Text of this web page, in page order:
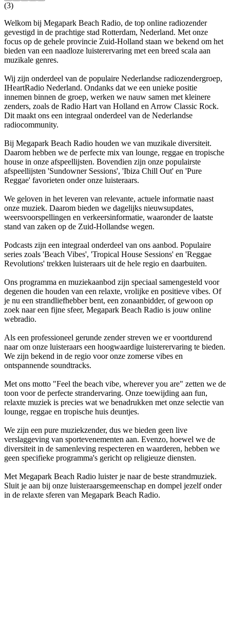
(3)
Welkom bij Megapark Beach Radio, de top online radiozender
gevestigd in de prachtige stad Rotterdam, Nederland. Met onze
focus op de gehele provincie Zuid-Holland staan we bekend om het
bieden van een naadloze luisterervaring met een breed scala aan
muzikale genres.
Wij zijn onderdeel van de populaire Nederlandse radiozendergroep,
IHeartRadio Nederland. Ondanks dat we een unieke positie
innemen binnen de groep, werken we nauw samen met kleinere
zenders, zoals de Radio Hart van Holland en Arrow Classic Rock.
Dit maakt ons een integraal onderdeel van de Nederlandse
radiocommunity.
Bij Megapark Beach Radio houden we van muzikale diversiteit.
Daarom hebben we de perfecte mix van lounge, reggae en tropische
house in onze afspeellijsten. Bovendien zijn onze populairste
afspeellijsten 'Sundowner Sessions', 'Ibiza Chill Out' en 'Pure
Reggae' favorieten onder onze luisteraars.
We geloven in het leveren van relevante, actuele informatie naast
onze muziek. Daarom bieden we dagelijks nieuwsupdates,
weersvoorspellingen en verkeersinformatie, waaronder de laatste
stand van zaken op de Zuid-Hollandse wegen.
Podcasts zijn een integraal onderdeel van ons aanbod. Populaire
series zoals 'Beach Vibes', 'Tropical House Sessions' en 'Reggae
Revolutions' trekken luisteraars uit de hele regio en daarbuiten.
Ons programma en muziekaanbod zijn speciaal samengesteld voor
degenen die houden van een relaxte, vrolijke en positieve vibes. Of
je nu een strandliefhebber bent, een zonaanbidder, of gewoon op
zoek naar een fijne sfeer, Megapark Beach Radio is jouw online
webradio.
Als een professioneel gerunde zender streven we er voortdurend
naar om onze luisteraars een hoogwaardige luisterervaring te bieden.
We zijn bekend in de regio voor onze zomerse vibes en
ontspannende soundtracks.
Met ons motto "Feel the beach vibe, wherever you are" zetten we de
toon voor de perfecte strandervaring. Onze toewijding aan fun,
relaxte muziek is precies wat we benadrukken met onze selectie van
lounge, reggae en tropische huis deuntjes.
We zijn een pure muziekzender, dus we bieden geen live
verslaggeving van sportevenementen aan. Evenzo, hoewel we de
diversiteit in de samenleving respecteren en waarderen, hebben we
geen specifieke programma's gericht op religieuze diensten.
Met Megapark Beach Radio luister je naar de beste strandmuziek.
Sluit je aan bij onze luisteraarsgemeenschap en dompel jezelf onder
in de relaxte sferen van Megapark Beach Radio.